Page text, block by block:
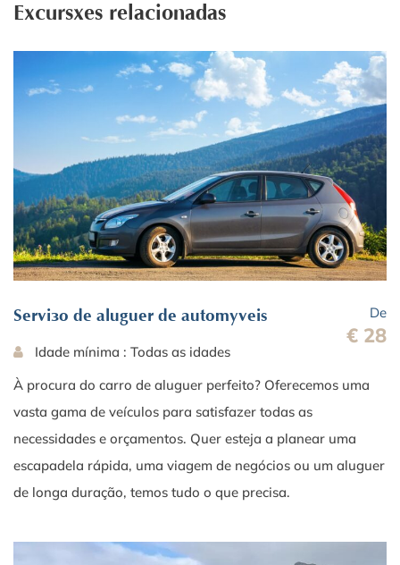
Excursões relacionadas
Serviço de aluguer de automóveis De
€ 28
Idade mínima : Todas as idades
À procura do carro de aluguer perfeito? Oferecemos uma
vasta gama de veículos para satisfazer todas as
necessidades e orçamentos. Quer esteja a planear uma
escapadela rápida, uma viagem de negócios ou um aluguer
de longa duração, temos tudo o que precisa.